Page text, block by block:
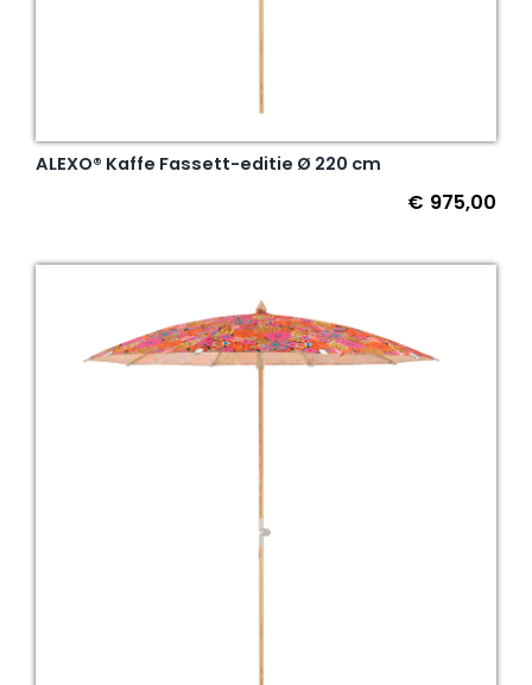
ALEXO® Kaffe Fassett-editie Ø 220 cm
€ 975,00